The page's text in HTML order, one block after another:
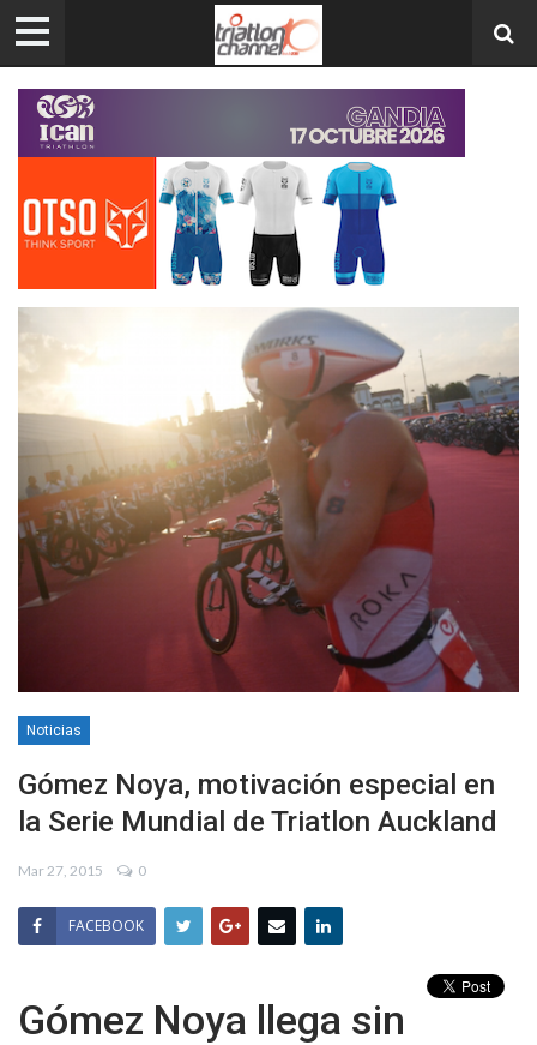
Noticias
Gómez Noya, motivación especial en
la Serie Mundial de Triatlon Auckland
Mar 27, 2015 0
FACEBOOK
Gómez Noya llega sin